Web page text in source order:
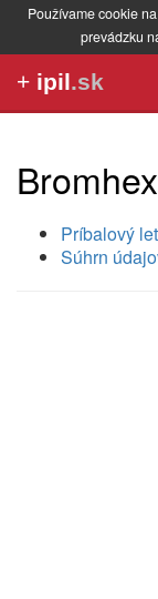
Používame cookie
prevádzku
+ ipil.sk
Príbalový
Súhrn